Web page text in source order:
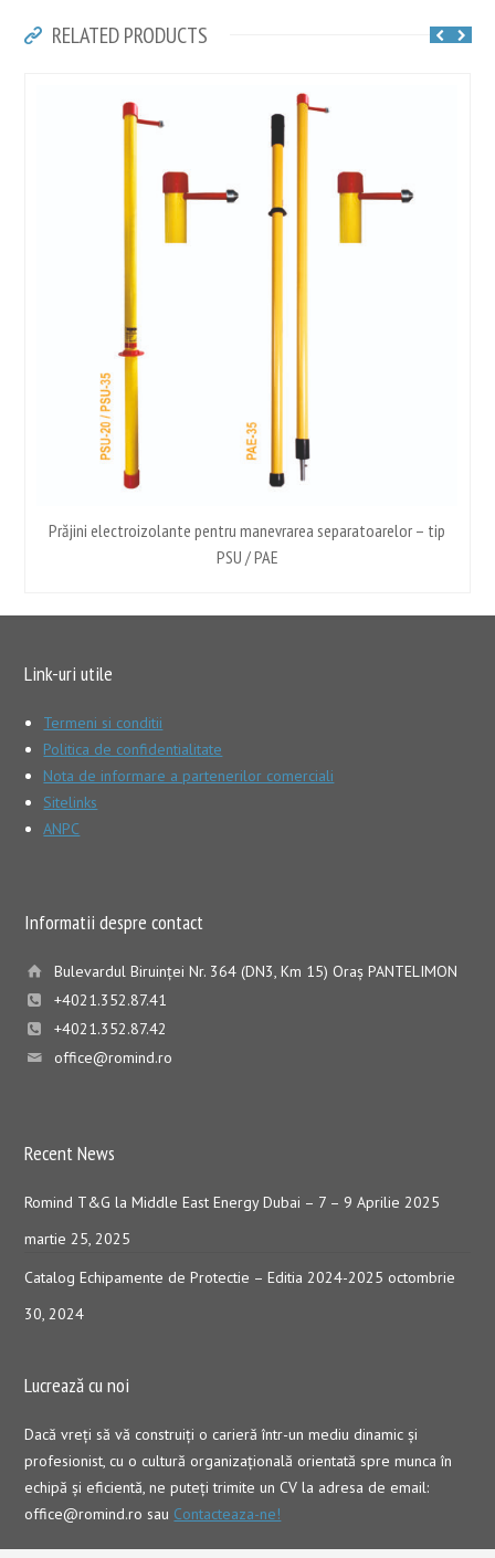
RELATED PRODUCTS
Prăjini electroizolante pentru manevrarea separatoarelor – tip
PSU / PAE
Link-uri utile
Termeni si conditii
Politica de confidentialitate
Nota de informare a partenerilor comerciali
Sitelinks
ANPC
Informatii despre contact
Bulevardul Biruinţei Nr. 364 (DN3, Km 15) Oraş PANTELIMON
+4021.352.87.41
+4021.352.87.42
office@romind.ro
Recent News
Romind T&G la Middle East Energy Dubai – 7 – 9 Aprilie 2025
martie 25, 2025
Catalog Echipamente de Protectie – Editia 2024-2025 octombrie
30, 2024
Lucrează cu noi
Dacă vreţi să vă construiţi o carieră într-un mediu dinamic şi
profesionist, cu o cultură organizaţională orientată spre munca în
echipă şi eficientă, ne puteți trimite un CV la adresa de email:
office@romind.ro sau Contacteaza-ne!